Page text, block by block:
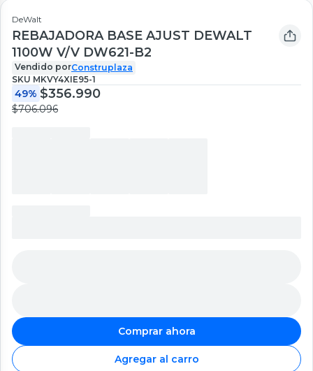
DeWalt
REBAJADORA BASE AJUST DEWALT
1100W V/V DW621-B2
Vendido porConstruplaza
SKU MKVY4XIE95-1
49% $356.990
$706.096
Comprar ahora
Agregar al carro